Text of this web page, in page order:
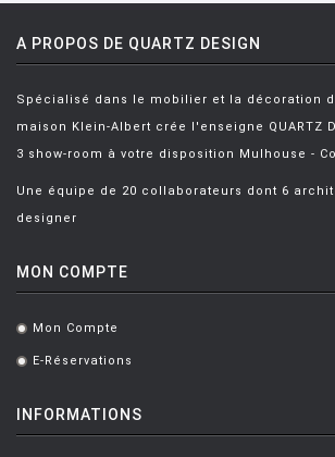
A PROPOS DE QUARTZ DESIGN
Spécialisé dans le mobilier et la décoration
maison Klein-Albert crée l'enseigne QUARTZ
3 show-room à votre disposition Mulhouse -
Une équipe de 20 collaborateurs dont 6
designer
MON COMPTE
. Mon Compte
. E-Réservations
INFORMATIONS